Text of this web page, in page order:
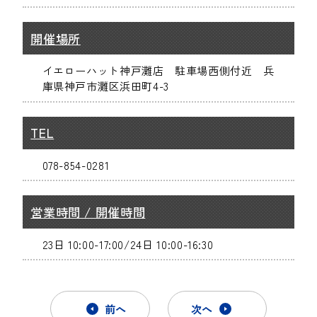
開催場所
イエローハット神戸灘店 駐車場西側付近 兵
庫県神戸市灘区浜田町4-3
TEL
078-854-0281
営業時間 / 開催時間
23日 10:00-17:00/24日 10:00-16:30
前へ 次へ